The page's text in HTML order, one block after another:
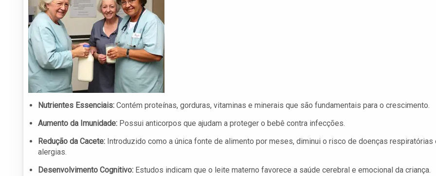
Nutrientes Essenciais: Contém proteínas, gorduras, vitaminas e minerais que são fundamentais para o crescimento.
Aumento da Imunidade: Possui anticorpos que ajudam a proteger o bebê contra infecções.
Redução da Cacete: Introduzido como a única fonte de alimento por meses, diminui o risco de doenças respiratórias
alergias.
Desenvolvimento Cognitivo: Estudos indicam que o leite materno favorece a saúde cerebral e emocional da criança.